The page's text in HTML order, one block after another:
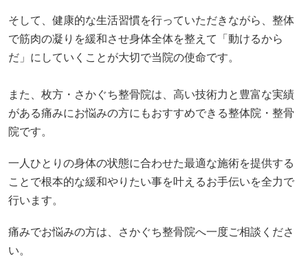
そして、健康的な生活習慣を行っていただきながら、整体
で筋肉の凝りを緩和させ身体全体を整えて「動けるから
だ」にしていくことが大切で当院の使命です。
また、枚方・さかぐち整骨院は、高い技術力と豊富な実績
がある痛みにお悩みの方にもおすすめできる整体院・整骨
院です。
一人ひとりの身体の状態に合わせた最適な施術を提供する
ことで根本的な緩和やりたい事を叶えるお手伝いを全力で
行います。
痛みでお悩みの方は、さかぐち整骨院へ一度ご相談くださ
い。